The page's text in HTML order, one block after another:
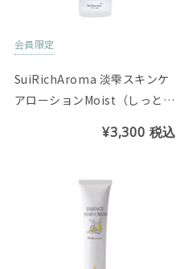
会員限定
SuiRichAroma 淡雫スキンケ
アローションMoist（しっと
¥3,300 税込